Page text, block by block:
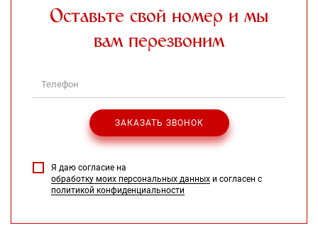
Оставьте свой номер и мы
вам перезвоним
Я даю согласие на
обработку моих персональных данных и согласен с
политикой конфиденциальности